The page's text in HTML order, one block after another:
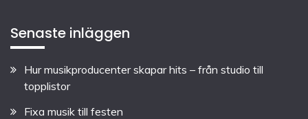
Senaste inläggen
Hur musikproducenter skapar hits – från studio till
topplistor
Fixa musik till festen